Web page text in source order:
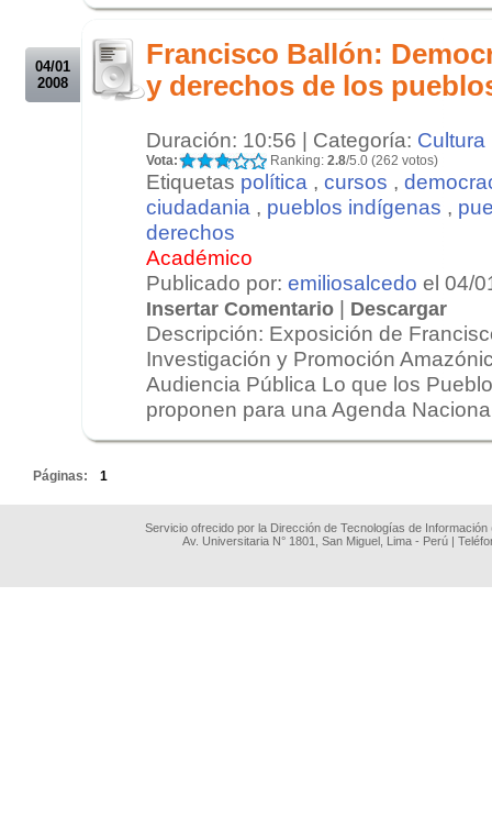
04/01
2008
Francisco Ballón:
y derechos de los
Duración: 10:56 | Categoría: Cultura
Vota: Ranking: 2.8/5.0 (262 votos)
Etiquetas política , cursos ,
ciudadania , pueblos indígenas ,
derechos
Académico
Publicado por: emiliosalcedo el 04/
Insertar Comentario | Descargar
Descripción: Exposición de
Investigación y Promoción
Audiencia Pública Lo que los
proponen para una Agenda
Páginas: 1
Servicio ofrecido por la Dirección de Tecnologías de
Av. Universitaria N° 1801, San Miguel, Lima - Perú |